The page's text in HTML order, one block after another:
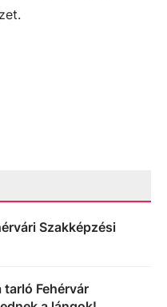
Szakképzési
tarló Fehérvár